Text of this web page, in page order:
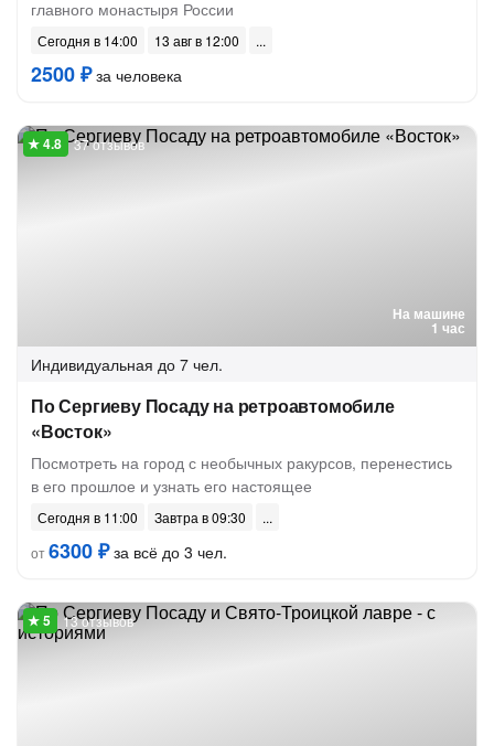
главного монастыря России
Сегодня в 14:00 13 авг в 12:00
2500 ₽за человека
На машине
1 час
37 отзывов
Индивидуальная до 7 чел.
По Сергиеву Посаду на ретроавтомобиле
«Восток»
Посмотреть на город с необычных ракурсов, перенестись
в его прошлое и узнать его настоящее
Сегодня в 11:00
Завтра в 09:30
от6300 ₽за всё до 3 чел.
13 отзывов